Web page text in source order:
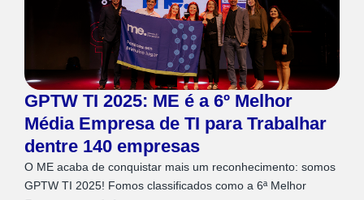
GPTW TI 2025: ME é a 6º Melhor
Média Empresa de TI para Trabalhar
dentre 140 empresas
O ME acaba de conquistar mais um reconhecimento: somos
GPTW TI 2025! Fomos classificados como a 6ª Melhor